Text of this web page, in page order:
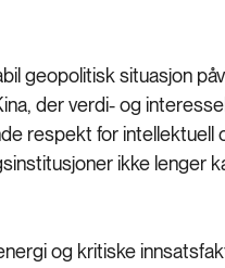
geopolitisk situasjon
der verdi- og
respekt for
ikke lenger
og kritiske